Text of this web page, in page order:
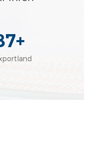
Sie, dass
die
das Risiko